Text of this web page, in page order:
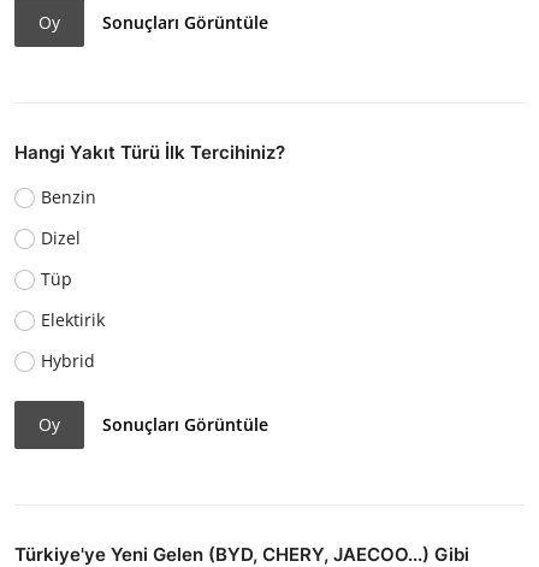
Oy Sonuçları Görüntüle
Hangi Yakıt Türü İlk Tercihiniz?
Benzin
Dizel
Tüp
Elektirik
Hybrid
Oy Sonuçları Görüntüle
Türkiye'ye Yeni Gelen (BYD, CHERY, JAECOO...) Gibi